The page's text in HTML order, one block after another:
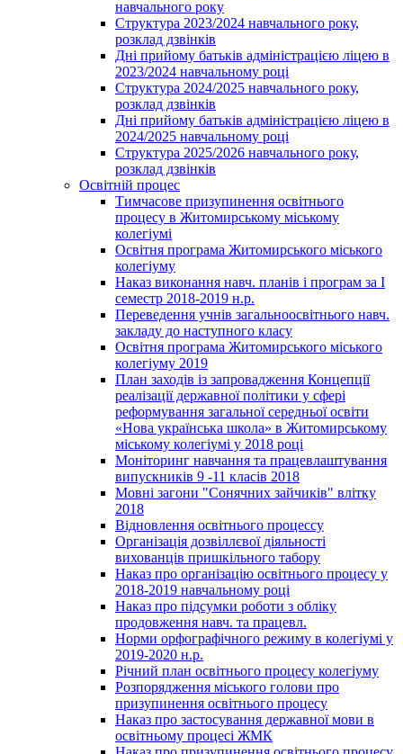
навчального року
Структура 2023/2024 навчального року,
розклад дзвінків
Дні прийому батьків адміністрацією ліцею в
2023/2024 навчальному році
Структура 2024/2025 навчального року,
розклад дзвінків
Дні прийому батьків адміністрацією ліцею в
2024/2025 навчальному році
Структура 2025/2026 навчального року,
розклад дзвінків
Освітній процес
Тимчасове призупинення освітнього
процесу в Житомирському міському
колегіумі
Освітня програма Житомирського міського
колегіуму
Наказ виконання навч. планів і програм за І
семестр 2018-2019 н.р.
Переведення учнів загальноосвітнього навч.
закладу до наступного класу
Освітня програма Житомирського міського
колегіуму 2019
План заходів із запровадження Концепції
реалізації державної політики у сфері
реформування загальної середньої освіти
«Нова українська школа» в Житомирському
міському колегіумі у 2018 році
Моніторинг навчання та працевлаштування
випускників 9 -11 класів 2018
Мовні загони "Сонячних зайчиків" влітку
2018
Відновлення освітнього процессу
Організація дозвіллєвої діяльності
вихованців пришкільного табору
Наказ про організацію освітнього процесу у
2018-2019 навчальному році
Наказ про підсумки роботи з обліку
продовження навч. та працевл.
Норми орфографічного режиму в колегіумі у
2019-2020 н.р.
Річний план освітнього процесу колегіуму
Розпорядження міського голови про
призупинення освітнього процесу
Наказ про застосування державної мови в
освітньому процесі ЖМК